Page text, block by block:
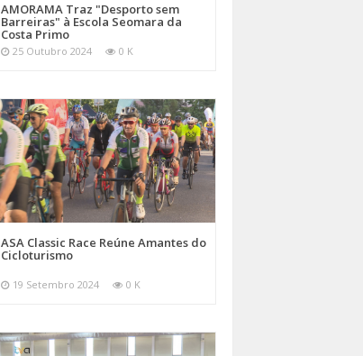
AMORAMA Traz "Desporto sem
Barreiras" à Escola Seomara da
Costa Primo
25 Outubro 2024 0 K
ASA Classic Race Reúne Amantes do
Cicloturismo
19 Setembro 2024 0 K